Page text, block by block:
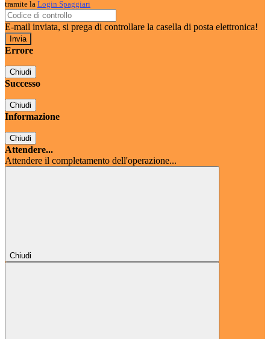
tramite la Login Spaggiari
E-mail inviata, si prega di controllare la casella di posta elettronica!
Errore
Chiudi
Successo
Chiudi
Informazione
Chiudi
Attendere...
Attendere il completamento dell'operazione...
Chiudi